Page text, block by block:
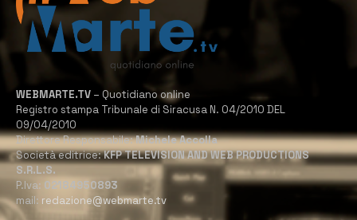
WEBMARTE.TV – Quotidiano online
Registro stampa Tribunale di Siracusa N. 04/2010 DEL
09/04/2010
Direttore Responsabile:Michele Accolla
Società editrice:KFP TELEVISION AND WEB PRODUCTIONS
S.R.L.S.
P.Iva: 02184950893
mail: redazione@webmarte.tv